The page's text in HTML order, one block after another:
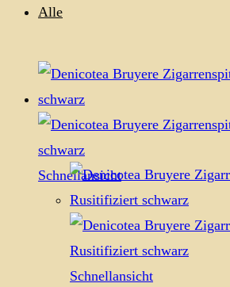
Alle
Schnellansicht
Schnellansicht